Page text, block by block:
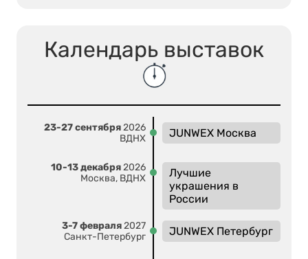
Календарь выставок
23-27 сентября2026
ВДНХ
JUNWEX Москва
10-13 декабря2026
Москва, ВДНХ
Лучшие
украшения в
России
3-7 февраля2027
Санкт-Петербург
JUNWEX Петербург